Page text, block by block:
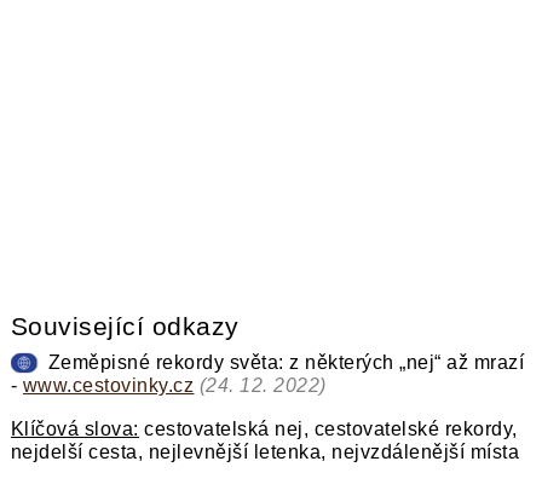
Související odkazy
Zeměpisné rekordy světa: z některých „nej“ až mrazí
- www.cestovinky.cz (24. 12. 2022)
Klíčová slova: cestovatelská nej, cestovatelské rekordy,
nejdelší cesta, nejlevnější letenka, nejvzdálenější místa